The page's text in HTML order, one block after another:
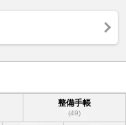
整備手帳
(49)